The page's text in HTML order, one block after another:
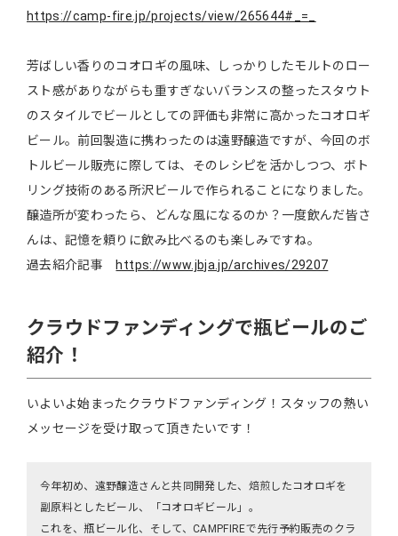
https://camp-fire.jp/projects/view/265644#_=_
芳ばしい香りのコオロギの風味、しっかりしたモルトのロー
スト感がありながらも重すぎないバランスの整ったスタウト
のスタイルでビールとしての評価も非常に高かったコオロギ
ビール。前回製造に携わったのは遠野醸造ですが、今回のボ
トルビール販売に際しては、そのレシピを活かしつつ、ボト
リング技術のある所沢ビールで作られることになりました。
醸造所が変わったら、どんな風になるのか？一度飲んだ皆さ
んは、記憶を頼りに飲み比べるのも楽しみですね。
過去紹介記事 https://www.jbja.jp/archives/29207
クラウドファンディングで瓶ビールのご
紹介！
いよいよ始まったクラウドファンディング！スタッフの熱い
メッセージを受け取って頂きたいです！
今年初め、遠野醸造さんと共同開発した、焙煎したコオロギを
副原料としたビール、「コオロギビール」。
これを、瓶ビール化、そして、CAMPFIREで先行予約販売のクラ